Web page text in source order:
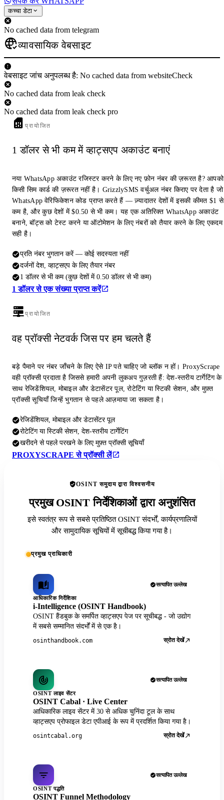
कच्चा डेटा
No cached data from telegram
व्यावसायिक वेबसाइट
वेबसाइट जांच अनुपलब्ध है: No cached data from websiteCheck
No cached data from leak check
No cached data from leak check pro
प्रायोजित
1 डॉलर से भी कम में व्हाट्सएप अकाउंट बनाएं
नया WhatsApp अकाउंट रजिस्टर करने के लिए नए फ़ोन नंबर की ज़रूरत है? आपको
किसी सिम कार्ड की ज़रूरत नहीं है। GrizzlySMS वर्चुअल नंबर किराए पर देता है जो
WhatsApp वेरिफिकेशन कोड प्राप्त करते हैं — ज़्यादातर देशों में इसकी कीमत $1 से
कम है, और कुछ देशों में $0.50 से भी कम। यह एक अतिरिक्त WhatsApp अकाउंट
बनाने, बॉट्स को टेस्ट करने या ऑटोमेशन के लिए नंबरों को तैयार करने के लिए एकदम
सही है।
प्रति नंबर भुगतान करें — कोई सदस्यता नहीं
दर्जनों देश, व्हाट्सएप के लिए तैयार नंबर
1 डॉलर से भी कम (कुछ देशों में 0.50 डॉलर से भी कम)
1 डॉलर से एक संख्या प्राप्त करें
प्रायोजित
वह प्रॉक्सी नेटवर्क जिस पर हम चलते हैं
बड़े पैमाने पर नंबर जाँचने के लिए ऐसे IP पते चाहिए जो ब्लॉक न हों। ProxyScrape
वही प्रॉक्सी प्रदाता है जिससे हमारी अपनी लुकअप गुज़रती हैं: देश-स्तरीय टार्गेटिंग के
साथ रेजिडेंशियल, मोबाइल और डेटासेंटर पूल, रोटेटिंग या स्टिकी सेशन, और मुफ़्त
प्रॉक्सी सूचियाँ जिन्हें भुगतान से पहले आज़माया जा सकता है।
रेजिडेंशियल, मोबाइल और डेटासेंटर पूल
रोटेटिंग या स्टिकी सेशन, देश-स्तरीय टार्गेटिंग
खरीदने से पहले परखने के लिए मुफ़्त प्रॉक्सी सूचियाँ
PROXYSCRAPE से प्रॉक्सी लें
OSINT समुदाय द्वारा विश्वसनीय
प्रमुख OSINT निर्देशिकाओं द्वारा अनुशंसित
इसे स्वतंत्र रूप से सबसे प्रतिष्ठित OSINT संदर्भों, कार्यप्रणालियों
और सामुदायिक सूचियों में सूचीबद्ध किया गया है।
प्रमुख प्राधिकारी
सत्यापित उल्लेख
आधिकारिक निर्देशिका
i-Intelligence (OSINT Handbook)
OSINT हैंडबुक के समर्पित व्हाट्सएप पेज पर सूचीबद्ध - जो उद्योग
में सबसे सम्मानित संदर्भों में से एक है।
osinthandbook.com स्रोत देखें
सत्यापित उल्लेख
OSINT लाइव सेंटर
OSINT Cabal · Live Center
आधिकारिक लाइव सेंटर में 30 से अधिक चुनिंदा टूल के साथ
व्हाट्सएप प्रोफाइल डेटा एपीआई के रूप में प्रदर्शित किया गया है।
osintcabal.org स्रोत देखें
सत्यापित उल्लेख
OSINT पद्धति
OSINT Funnel Methodology